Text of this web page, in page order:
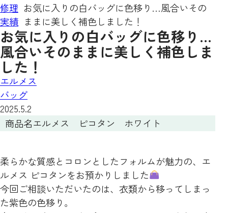
修理
実績
お気に入りの白バッグに色移り…風合いその
ままに美しく補色しました！
お気に入りの白バッグに色移り…
風合いそのままに美しく補色しま
した！
エルメス
バッグ
2025.5.2
商品名エルメス ピコタン ホワイト
柔らかな質感とコロンとしたフォルムが魅力の、エ
ルメス ピコタンをお預かりしました
今回ご相談いただいたのは、衣類から移ってしまっ
た紫色の色移り。